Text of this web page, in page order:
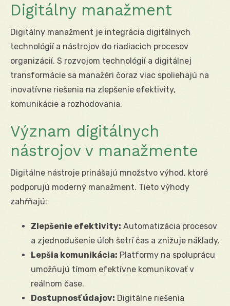
Digitálny manažment
Digitálny manažment je integrácia digitálnych
technológií a nástrojov do riadiacich procesov
organizácií. S rozvojom technológií a digitálnej
transformácie sa manažéri čoraz viac spoliehajú na
inovatívne riešenia na zlepšenie efektivity,
komunikácie a rozhodovania.
Význam digitálnych
nástrojov v manažmente
Digitálne nástroje prinášajú množstvo výhod, ktoré
podporujú moderný manažment. Tieto výhody
zahŕňajú:
Zlepšenie efektivity: Automatizácia procesov
a zjednodušenie úloh šetrí čas a znižuje náklady.
Lepšia komunikácia: Platformy na spoluprácu
umožňujú tímom efektívne komunikovať v
reálnom čase.
Dostupnosť údajov: Digitálne riešenia